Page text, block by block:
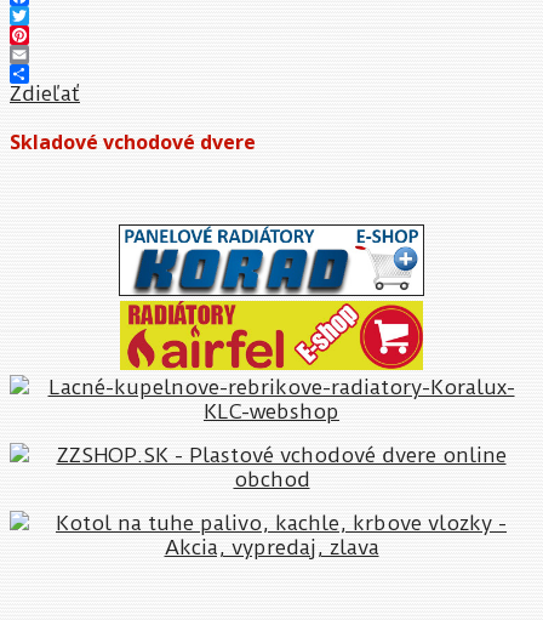
Facebook
Twitter
Pinterest
Email
Zdieľať
Skladové vchodové dvere